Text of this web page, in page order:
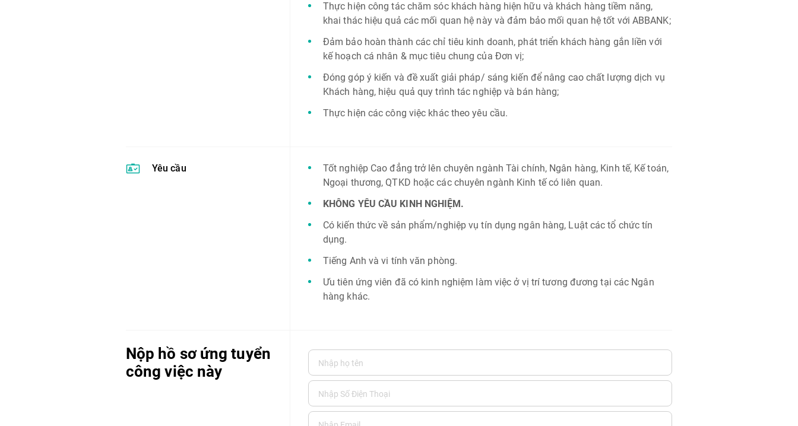
Thực hiện công tác chăm sóc khách hàng hiện hữu và khách hàng tiềm năng,
khai thác hiệu quả các mối quan hệ này và đảm bảo mối quan hệ tốt với ABBANK;
Đảm bảo hoàn thành các chỉ tiêu kinh doanh, phát triển khách hàng gắn liền với
kế hoạch cá nhân & mục tiêu chung của Đơn vị;
Đóng góp ý kiến và đề xuất giải pháp/ sáng kiến để nâng cao chất lượng dịch vụ
Khách hàng, hiệu quả quy trình tác nghiệp và bán hàng;
Thực hiện các công việc khác theo yêu cầu.
Yêu cầu
Tốt nghiệp Cao đẳng trở lên chuyên ngành Tài chính, Ngân hàng, Kinh tế, Kế toán,
Ngoại thương, QTKD hoặc các chuyên ngành Kinh tế có liên quan.
KHÔNG YÊU CẦU KINH NGHIỆM.
Có kiến thức về sản phẩm/nghiệp vụ tín dụng ngân hàng, Luật các tổ chức tín
dụng.
Tiếng Anh và vi tính văn phòng.
Ưu tiên ứng viên đã có kinh nghiệm làm việc ở vị trí tương đương tại các Ngân
hàng khác.
Nộp hồ sơ ứng tuyển
công việc này